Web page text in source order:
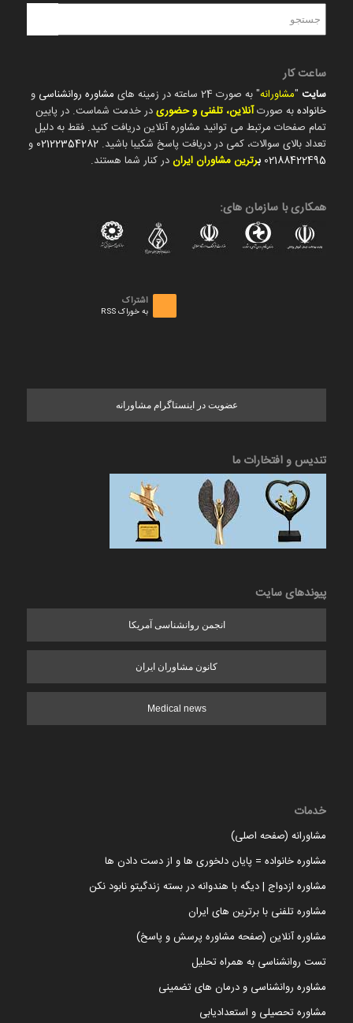
ساعت کار
سایت"مشاورانه" به صورت 24 ساعته در زمینه های مشاوره روانشناسی و
خانوادهبه صورتآنلاین، تلفنی و حضوریدر خدمت شماست. در پایین
تمام صفحات مرتبط می توانید مشاوره آنلاین دریافت کنید. فقط به دلیل
تعداد بالای سوالات، کمی در دریافت پاسخ شکیبا باشید. 02122354282 و
02188422495 برترین مشاوران ایراندر کنار شما هستند.
همکاری با سازمان های:
اشتراک
به خوراک RSS
عضویت در اینستاگرام مشاورانه
تندیس و افتخارات ما
پیوندهای سایت
انجمن روانشناسی آمریکا
کانون مشاوران ایران
Medical news
خدمات
مشاورانه (صفحه اصلی)
مشاوره خانواده = پایان دلخوری ها و از دست دادن ها
مشاوره ازدواج | دیگه با هندوانه در بسته زندگیتو نابود نکن
مشاوره تلفنی با برترین های ایران
مشاوره آنلاین (صفحه مشاوره پرسش و پاسخ)
تست روانشناسی به همراه تحلیل
مشاوره روانشناسی و درمان های تضمینی
مشاوره تحصیلی و استعدادیابی